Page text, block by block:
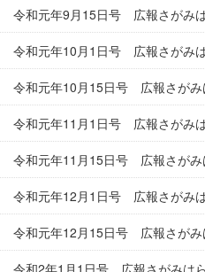
令和元年9月15日号 広報さがみは
令和元年10月1日号 広報さがみは
令和元年10月15日号 広報さがみ
令和元年11月1日号 広報さがみは
令和元年11月15日号 広報さがみ
令和元年12月1日号 広報さがみは
令和元年12月15日号 広報さがみ
令和2年1月1日号 広報さがみはら